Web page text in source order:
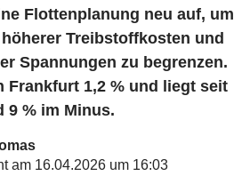
Flottenplanung neu auf, um
Treibstoffkosten und
Spannungen zu begrenzen.
Frankfurt 1,2 % und liegt seit
9 % im Minus.
am 16.04.2026 um 16:03